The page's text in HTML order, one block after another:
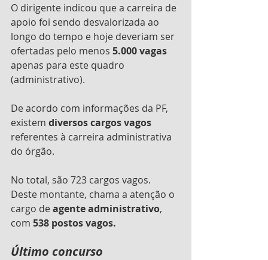
O dirigente indicou que a carreira de
apoio foi sendo desvalorizada ao
longo do tempo e hoje deveriam ser
ofertadas pelo menos 5.000 vagas
apenas para este quadro
(administrativo).
De acordo com informações da PF,
existem diversos cargos vagos
referentes à carreira administrativa
do órgão.
No total, são 723 cargos vagos.
Deste montante, chama a atenção o
cargo de agente administrativo,
com 538 postos vagos.
Último concurso